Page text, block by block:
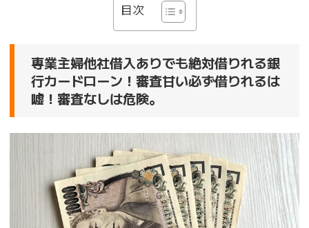
目次
専業主婦他社借入ありでも絶対借りれる銀
行カードローン！審査甘い必ず借りれるは
嘘！審査なしは危険。